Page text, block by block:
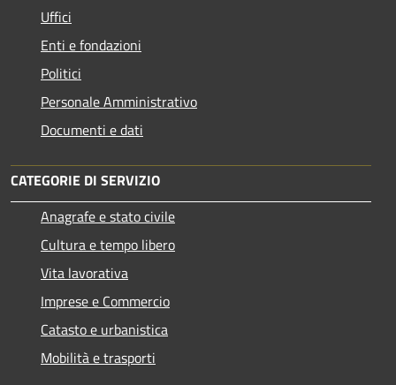
Uffici
Enti e fondazioni
Politici
Personale Amministrativo
Documenti e dati
CATEGORIE DI SERVIZIO
Anagrafe e stato civile
Cultura e tempo libero
Vita lavorativa
Imprese e Commercio
Catasto e urbanistica
Mobilità e trasporti